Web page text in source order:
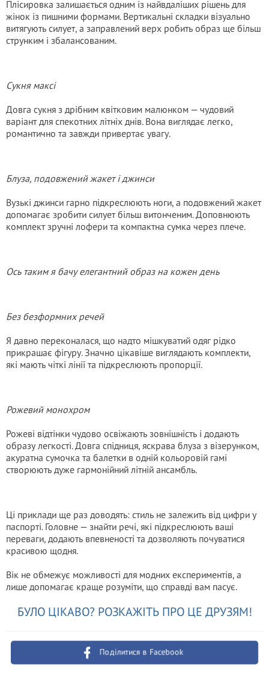
Плісировка залишається одним із найвдаліших рішень для
жінок із пишними формами. Вертикальні складки візуально
витягують силует, а заправлений верх робить образ ще більш
струнким і збалансованим.
Сукня максі
Довга сукня з дрібним квітковим малюнком — чудовий
варіант для спекотних літніх днів. Вона виглядає легко,
романтично та завжди привертає увагу.
Блуза, подовжений жакет і джинси
Вузькі джинси гарно підкреслюють ноги, а подовжений жакет
допомагає зробити силует більш витонченим. Доповнюють
комплект зручні лофери та компактна сумка через плече.
Ось таким я бачу елегантний образ на кожен день
Без безформних речей
Я давно переконалася, що надто мішкуватий одяг рідко
прикрашає фігуру. Значно цікавіше виглядають комплекти,
які мають чіткі лінії та підкреслюють пропорції.
Рожевий монохром
Рожеві відтінки чудово освіжають зовнішність і додають
образу легкості. Довга спідниця, яскрава блуза з візерунком,
акуратна сумочка та балетки в одній кольоровій гамі
створюють дуже гармонійний літній ансамбль.
Ці приклади ще раз доводять: стиль не залежить від цифри у
паспорті. Головне — знайти речі, які підкреслюють ваші
переваги, додають впевненості та дозволяють почуватися
красивою щодня.
Вік не обмежує можливості для модних експериментів, а
лише допомагає краще розуміти, що справді вам пасує.
БУЛО ЦІКАВО? РОЗКАЖІТЬ ПРО ЦЕ ДРУЗЯМ!
Поділитися в Facebook